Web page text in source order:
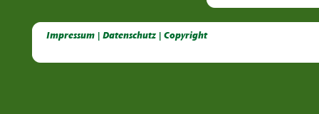
Impressum | Datenschutz | Copyright